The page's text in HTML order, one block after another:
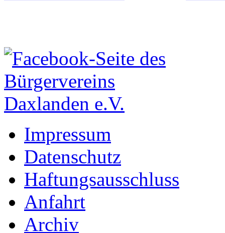
Impressum
Datenschutz
Haftungsausschluss
Anfahrt
Archiv